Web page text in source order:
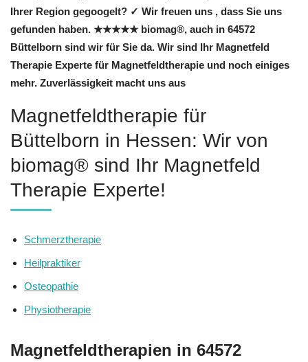
Ihrer Region gegoogelt? ✓ Wir freuen uns , dass Sie uns
gefunden haben. ★★★★★ biomag®, auch in 64572
Büttelborn sind wir für Sie da. Wir sind Ihr Magnetfeld
Therapie Experte für Magnetfeldtherapie und noch einiges
mehr. Zuverlässigkeit macht uns aus
Magnetfeldtherapie für
Büttelborn in Hessen: Wir von
biomag® sind Ihr Magnetfeld
Therapie Experte!
Schmerztherapie
Heilpraktiker
Osteopathie
Physiotherapie
Magnetfeldtherapien in 64572